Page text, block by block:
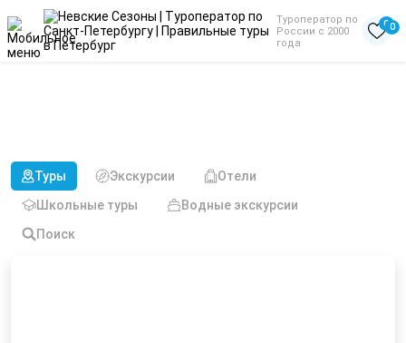
Туроператор по
России с 2000
года
00
Туры Экскурсии
Отели
Школьные туры
Водные экскурсии
Поиск